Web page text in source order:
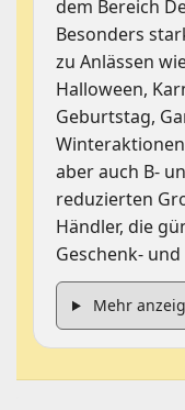
Anmelden
Kostenlos Registrieren
Newsletter
dem Bereich
Besonders
zu Anlässen
Halloween,
Geburtstag,
aber auch B-
reduzierten
Händler, die
Geschenk-
Mehr